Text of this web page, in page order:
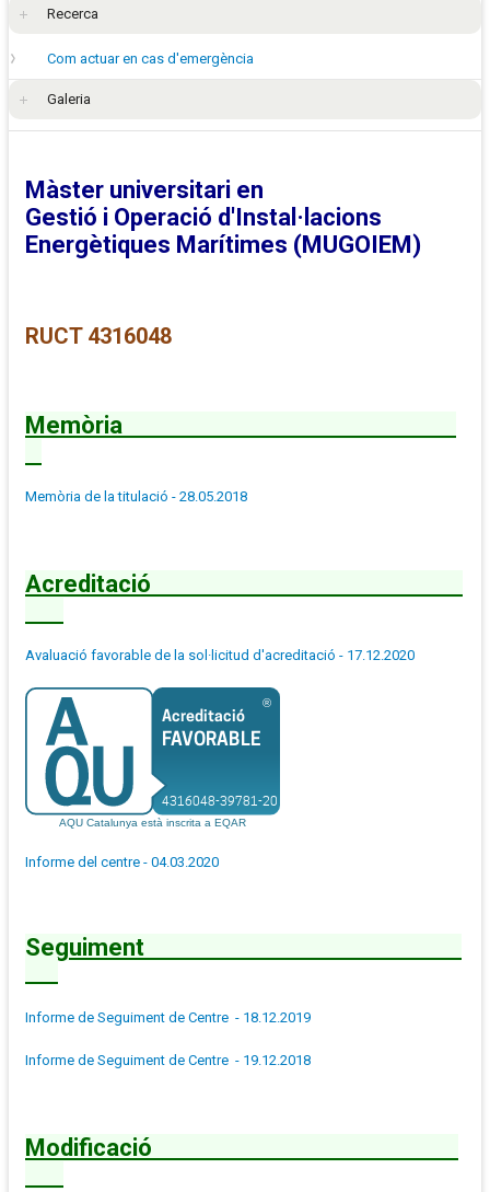
Recerca
Com actuar en cas d'emergència
Galeria
Màster universitari en
Gestió i Operació d'Instal·lacions
Energètiques Marítimes (MUGOIEM)
RUCT 4316048
Memòria
Memòria de la titulació - 28.05.2018
Acreditació
Avaluació favorable de la sol·licitud d'acreditació - 17.12.2020
Informe del centre - 04.03.2020
Seguiment
Informe de Seguiment de Centre - 18.12.2019
Informe de Seguiment de Centre - 19.12.2018
Modificació